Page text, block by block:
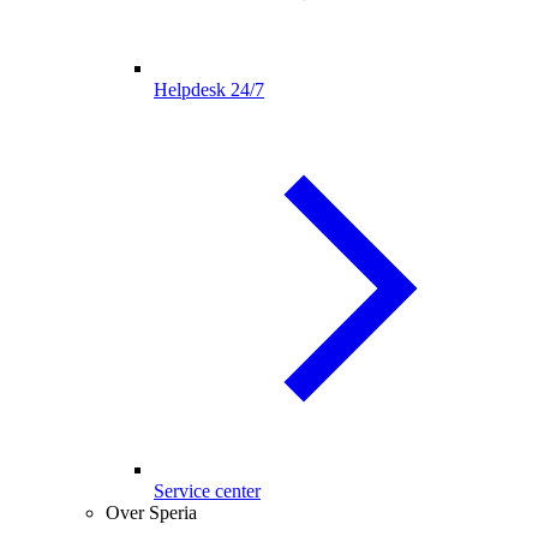
Helpdesk 24/7
Service center
Over Speria